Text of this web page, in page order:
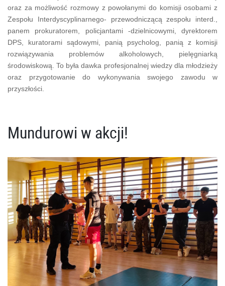
oraz za możliwość rozmowy z powołanymi do komisji osobami z
Zespołu Interdyscyplinarnego- przewodniczącą zespołu interd.,
panem prokuratorem, policjantami -dzielnicowymi, dyrektorem
DPS, kuratorami sądowymi, panią psycholog, panią z komisji
rozwiązywania problemów alkoholowych, pielęgniarką
środowiskową. To była dawka profesjonalnej wiedzy dla młodzieży
oraz przygotowanie do wykonywania swojego zawodu w
przyszłości.
Mundurowi w akcji!